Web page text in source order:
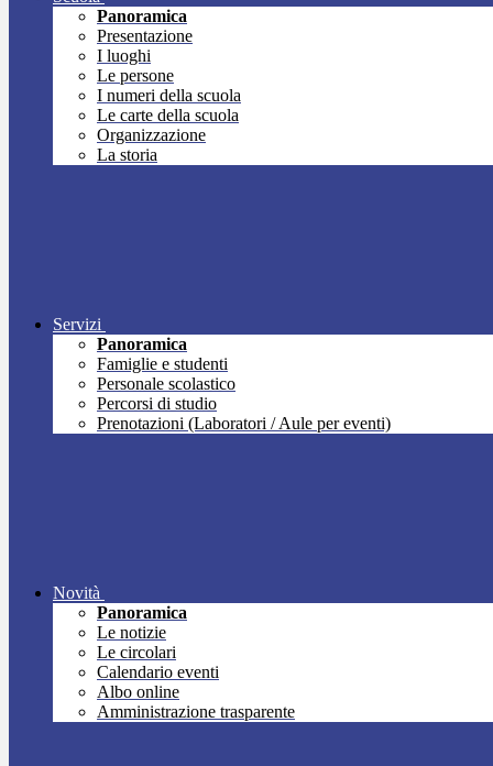
Panoramica
Presentazione
I luoghi
Le persone
I numeri della scuola
Le carte della scuola
Organizzazione
La storia
Servizi
Panoramica
Famiglie e studenti
Personale scolastico
Percorsi di studio
Prenotazioni (Laboratori / Aule per eventi)
Novità
Panoramica
Le notizie
Le circolari
Calendario eventi
Albo online
Amministrazione trasparente